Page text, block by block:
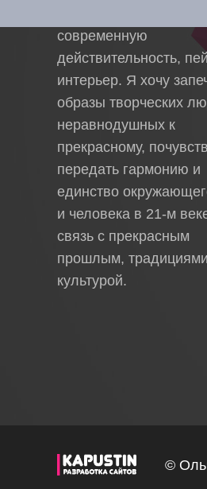
современную
действительность,
интерьер. Я хочу
образы творческих
неравнодушных к
прекрасному,
передать гармонию и
единство
и человека в 21-м
связь с прекрасным
прошлым,
культурой.
©